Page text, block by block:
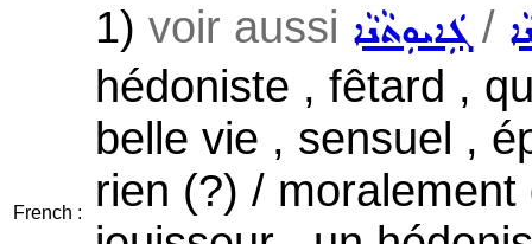
French :
1) voir aussi ܓܲܐܝܘܼܬܵܢܵܐ /
hédoniste , fêtard ,
belle vie , sensuel ,
rien (?) /